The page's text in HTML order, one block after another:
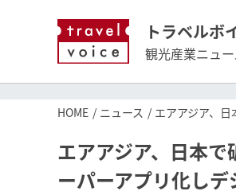
トラベルボ
観光産業ニュー
HOME ニュース エアアジア、
エアアジア、日本
ーパーアプリ化し